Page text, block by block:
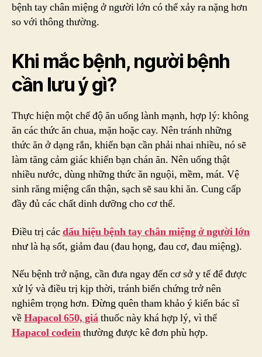
bệnh tay chân miệng ở người lớn có thể xảy ra nặng hơn
so với thông thường.
Khi mắc bệnh, người bệnh
cần lưu ý gì?
Thực hiện một chế độ ăn uống lành mạnh, hợp lý: không
ăn các thức ăn chua, mặn hoặc cay. Nên tránh những
thức ăn ở dạng rắn, khiến bạn cần phải nhai nhiều, nó sẽ
làm tăng cảm giác khiến bạn chán ăn. Nên uống thật
nhiều nước, dùng những thức ăn nguội, mềm, mát. Vệ
sinh răng miệng cẩn thận, sạch sẽ sau khi ăn. Cung cấp
đầy đủ các chất dinh dưỡng cho cơ thể.
Điều trị cácdấu hiệu bệnh tay chân miệng ở người lớn
như là hạ sốt, giảm đau (đau họng, đau cơ, đau miệng).
Nếu bệnh trở nặng, cần đưa ngay đến cơ sở y tế để được
xử lý và điều trị kịp thời, tránh biến chứng trở nên
nghiêm trọng hơn. Đừng quên tham khảo ý kiến bác sĩ
vềHapacol 650, giáthuốc này khá hợp lý, vì thế
Hapacol codeinthường được kê đơn phù hợp.